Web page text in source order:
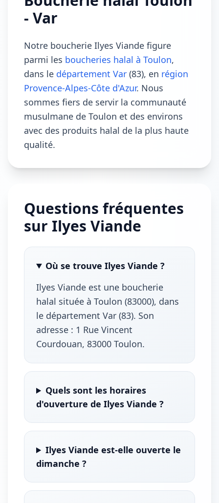
- Var
Notre boucherie Ilyes Viande figure
parmi les boucheries halal à Toulon,
dans le département Var (83), en région
Provence-Alpes-Côte d'Azur. Nous
sommes fiers de servir la communauté
musulmane de Toulon et des environs
avec des produits halal de la plus haute
qualité.
Questions fréquentes
sur Ilyes Viande
Où se trouve Ilyes Viande ?
Ilyes Viande est une boucherie
halal située à Toulon (83000), dans
le département Var (83). Son
adresse : 1 Rue Vincent
Courdouan, 83000 Toulon.
Quels sont les horaires
d'ouverture de Ilyes Viande ?
Ilyes Viande est-elle ouverte le
dimanche ?